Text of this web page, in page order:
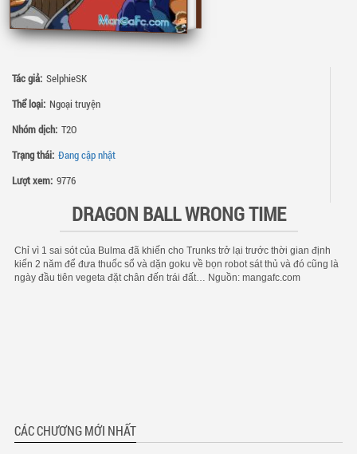
Tác giả: SelphieSK
Thể loại: Ngoại truyện
Nhóm dịch: T2O
Trạng thái: Đang cập nhật
Lượt xem: 9776
DRAGON BALL WRONG TIME
Chỉ vì 1 sai sót của Bulma đã khiến cho Trunks trở lại trước thời gian định
kiến 2 năm để đưa thuốc sổ và dặn goku về bọn robot sát thủ và đó cũng là
ngày đầu tiên vegeta đặt chân đến trái đất… Nguồn: mangafc.com
CÁC CHƯƠNG MỚI NHẤT